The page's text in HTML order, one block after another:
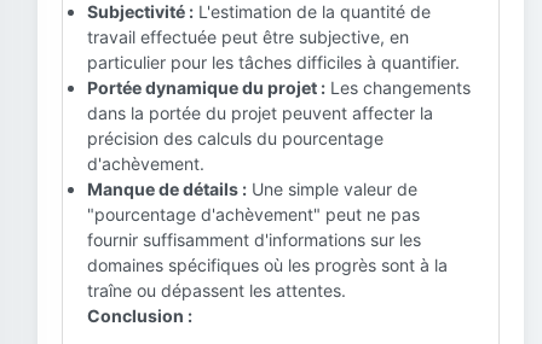
Subjectivité : L'estimation de la quantité de
travail effectuée peut être subjective, en
particulier pour les tâches difficiles à quantifier.
Portée dynamique du projet : Les changements
dans la portée du projet peuvent affecter la
précision des calculs du pourcentage
d'achèvement.
Manque de détails : Une simple valeur de
"pourcentage d'achèvement" peut ne pas
fournir suffisamment d'informations sur les
domaines spécifiques où les progrès sont à la
traîne ou dépassent les attentes.
Conclusion :